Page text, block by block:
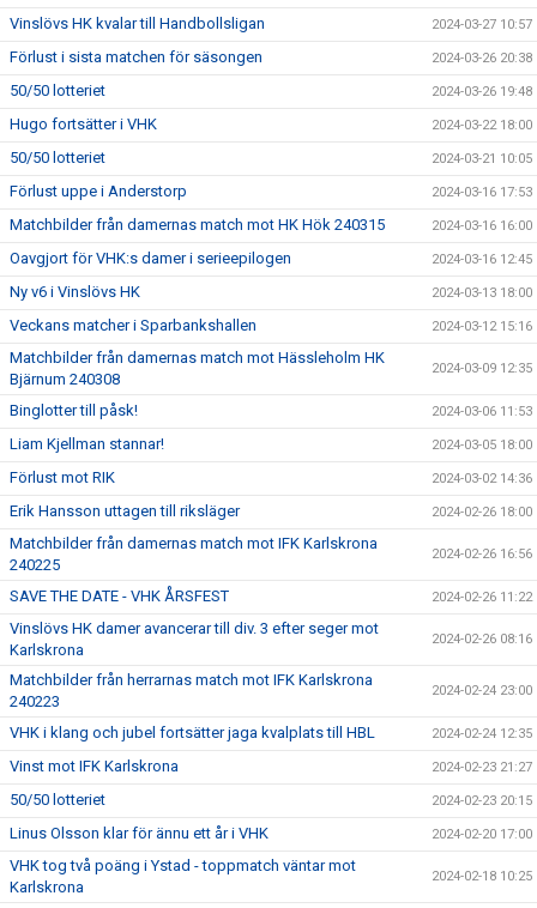
Vinslövs HK kvalar till Handbollsligan 2024-03-27 10:57
Förlust i sista matchen för säsongen 2024-03-26 20:38
50/50 lotteriet 2024-03-26 19:48
Hugo fortsätter i VHK 2024-03-22 18:00
50/50 lotteriet 2024-03-21 10:05
Förlust uppe i Anderstorp 2024-03-16 17:53
Matchbilder från damernas match mot HK Hök 240315 2024-03-16 16:00
Oavgjort för VHK:s damer i serieepilogen 2024-03-16 12:45
Ny v6 i Vinslövs HK 2024-03-13 18:00
Veckans matcher i Sparbankshallen 2024-03-12 15:16
Matchbilder från damernas match mot Hässleholm HK
Bjärnum 240308
2024-03-09 12:35
Binglotter till påsk! 2024-03-06 11:53
Liam Kjellman stannar! 2024-03-05 18:00
Förlust mot RIK 2024-03-02 14:36
Erik Hansson uttagen till riksläger 2024-02-26 18:00
Matchbilder från damernas match mot IFK Karlskrona
240225
2024-02-26 16:56
SAVE THE DATE - VHK ÅRSFEST 2024-02-26 11:22
Vinslövs HK damer avancerar till div. 3 efter seger mot
Karlskrona
2024-02-26 08:16
Matchbilder från herrarnas match mot IFK Karlskrona
240223
2024-02-24 23:00
VHK i klang och jubel fortsätter jaga kvalplats till HBL 2024-02-24 12:35
Vinst mot IFK Karlskrona 2024-02-23 21:27
50/50 lotteriet 2024-02-23 20:15
Linus Olsson klar för ännu ett år i VHK 2024-02-20 17:00
VHK tog två poäng i Ystad - toppmatch väntar mot
Karlskrona
2024-02-18 10:25